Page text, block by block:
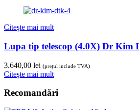
Citește mai mult
Lupa tip telescop (4.0X) Dr Kim
3.640,00 lei (prețul include TVA)
Citește mai mult
Recomandări